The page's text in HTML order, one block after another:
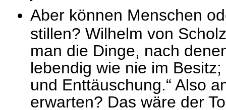
Aber können Menschen
stillen? Wilhelm von
man die Dinge, nach
lebendig wie nie im
und Enttäuschung.“ Also
erwarten? Das wäre der